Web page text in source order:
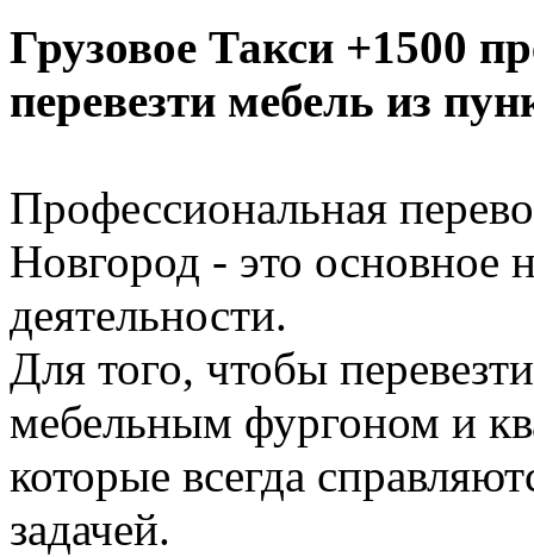
Грузовое Такси +1500
перевезти мебель из
Профессиональная
Новгород - это основное
деятельности.
Для того, чтобы
мебельным фургоном и
которые всегда
задачей.